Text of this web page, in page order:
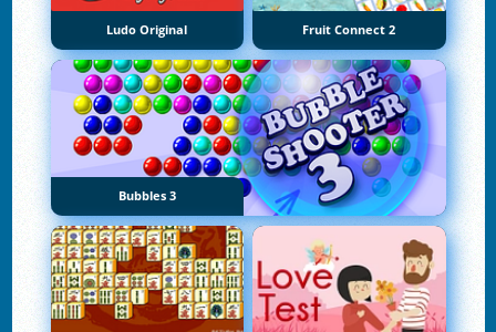
Ludo Original Fruit Connect 2
Bubbles 3